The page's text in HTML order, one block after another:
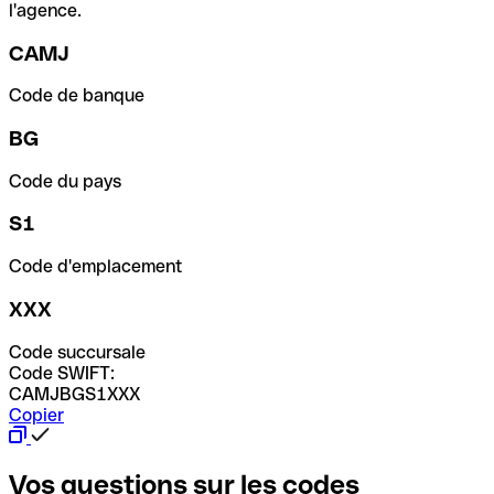
l'agence.
CAMJ
Code de banque
BG
Code du pays
S1
Code d'emplacement
XXX
Code succursale
Code SWIFT:
CAMJBGS1XXX
Copier
Vos questions sur les codes